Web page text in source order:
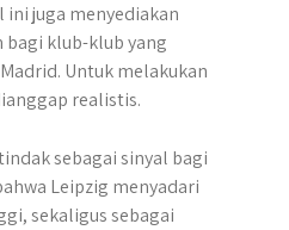
ini juga menyediakan
klub-klub yang
Untuk melakukan
realistis.
sebagai sinyal bagi
Leipzig menyadari
sekaligus sebagai